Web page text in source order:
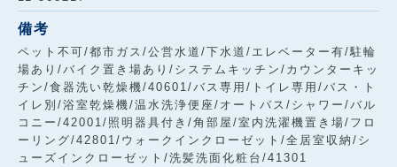
備考
ペット不可/都市ガス/公営水道/下水道/エレベーター有/駐輪
場あり/バイク置き場あり/システムキッチン/カウンターキッ
チン/食器洗い乾燥機/40601/バス専用/トイレ専用/バス・ト
イレ別/浴室乾燥機/温水洗浄便座/オートバス/シャワー/バル
コニー/42001/照明器具付き/角部屋/室内洗濯機置き場/フロ
ーリング/42801/ウォークインクローゼット/全居室収納/シ
ューズインクローゼット/洗髪洗面化粧台/41301